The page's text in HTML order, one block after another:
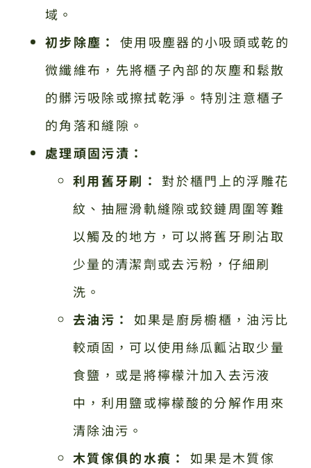
域。
初步除塵：
使用吸塵器的小吸頭或乾的
微纖維布，先將櫃子內部的灰塵和鬆散
的髒污吸除或擦拭乾淨。特別注意櫃子
的角落和縫隙。
處理頑固污漬：
利用舊牙刷： 對於櫃門上的浮雕花
紋、抽屜滑軌縫隙或鉸鏈周圍等難
以觸及的地方，可以將舊牙刷沾取
少量的清潔劑或去污粉，仔細刷
洗。
去油污：
如果是廚房櫥櫃，油污比
較頑固，可以使用絲瓜瓤沾取少量
食鹽，或是將檸檬汁加入去污液
中，利用鹽或檸檬酸的分解作用來
清除油污。
木質傢俱的水痕：
如果是木質傢